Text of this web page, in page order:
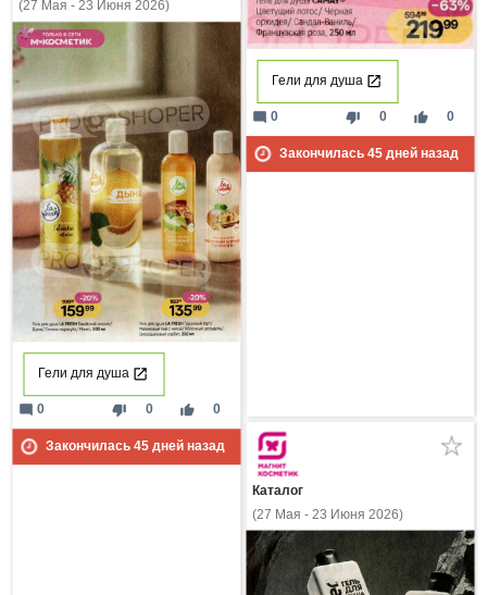
Гели для душа
thumb_down 0 thumb_up 0
mode_comment 0
Закончилась 45дней назад
(27 Мая - 23 Июня 2026)
Гели для душа
thumb_down 0 thumb_up 0
mode_comment 0
Закончилась 45дней назад
Каталог
(27 Мая - 23 Июня 2026)